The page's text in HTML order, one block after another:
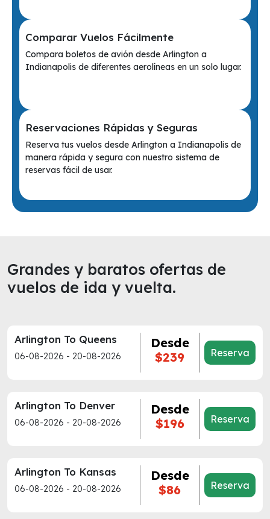
Comparar Vuelos Fácilmente
Compara boletos de avión desde Arlington a
Indianapolis de diferentes aerolíneas en un solo lugar.
Reservaciones Rápidas y Seguras
Reserva tus vuelos desde Arlington a Indianapolis de
manera rápida y segura con nuestro sistema de
reservas fácil de usar.
Grandes y baratos ofertas de
vuelos de ida y vuelta.
Arlington To Queens
06-08-2026 - 20-08-2026
Desde
$239
Reserva
Arlington To Denver
06-08-2026 - 20-08-2026
Desde
$196
Reserva
Arlington To Kansas
06-08-2026 - 20-08-2026
Desde
$86
Reserva